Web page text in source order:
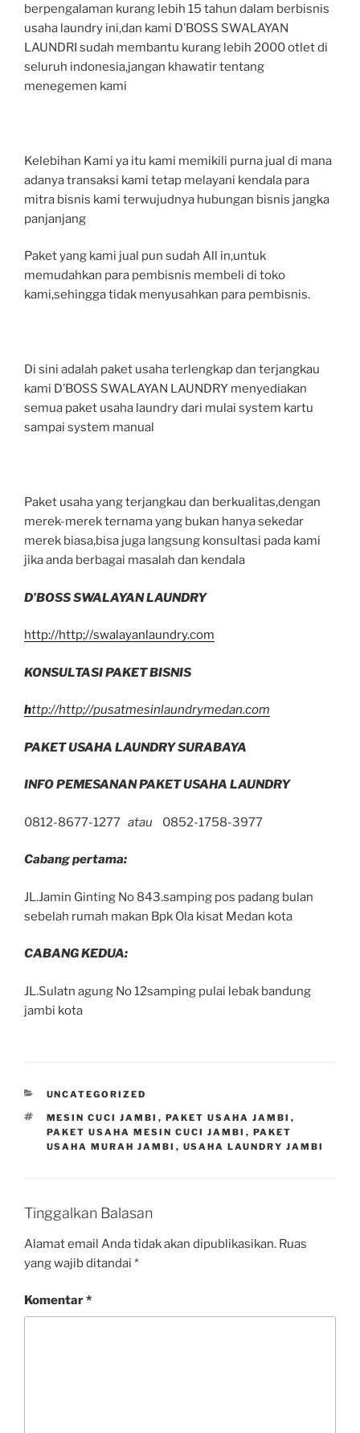
berpengalaman kurang lebih 15 tahun dalam berbisnis
usaha laundry ini,dan kami D’BOSS SWALAYAN
LAUNDRI sudah membantu kurang lebih 2000 otlet di
seluruh indonesia,jangan khawatir tentang
menegemen kami
Kelebihan Kami ya itu kami memikili purna jual di mana
adanya transaksi kami tetap melayani kendala para
mitra bisnis kami terwujudnya hubungan bisnis jangka
panjanjang
Paket yang kami jual pun sudah All in,untuk
memudahkan para pembisnis membeli di toko
kami,sehingga tidak menyusahkan para pembisnis.
Di sini adalah paket usaha terlengkap dan terjangkau
kami D’BOSS SWALAYAN LAUNDRY menyediakan
semua paket usaha laundry dari mulai system kartu
sampai system manual
Paket usaha yang terjangkau dan berkualitas,dengan
merek-merek ternama yang bukan hanya sekedar
merek biasa,bisa juga langsung konsultasi pada kami
jika anda berbagai masalah dan kendala
D’BOSS SWALAYAN LAUNDRY
http://http;//swalayanlaundry.com
KONSULTASI PAKET BISNIS
http://http;//pusatmesinlaundrymedan.com
PAKET USAHA LAUNDRY SURABAYA
INFO PEMESANAN PAKET USAHA LAUNDRY
0812-8677-1277 atau 0852-1758-3977
Cabang pertama:
JL.Jamin Ginting No 843.samping pos padang bulan
sebelah rumah makan Bpk Ola kisat Medan kota
CABANG KEDUA:
JL.Sulatn agung No 12samping pulai lebak bandung
jambi kota
UNCATEGORIZED
MESIN CUCI JAMBI , PAKET USAHA JAMBI ,
PAKET USAHA MESIN CUCI JAMBI , PAKET
USAHA MURAH JAMBI , USAHA LAUNDRY JAMBI
Tinggalkan Balasan
Alamat email Anda tidak akan dipublikasikan. Ruas
yang wajib ditandai *
Komentar*